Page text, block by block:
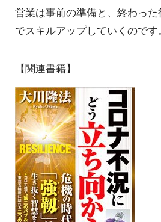
営業は事前の準備と、終わっ
でスキルアップしていくのです
【関連書籍】